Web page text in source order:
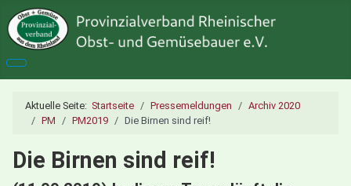
Aktuelle Seite: Startseite Pressemeldungen
Archiv 2020
PM
PM2019 Die Birnen sind reif!
Die Birnen sind reif!